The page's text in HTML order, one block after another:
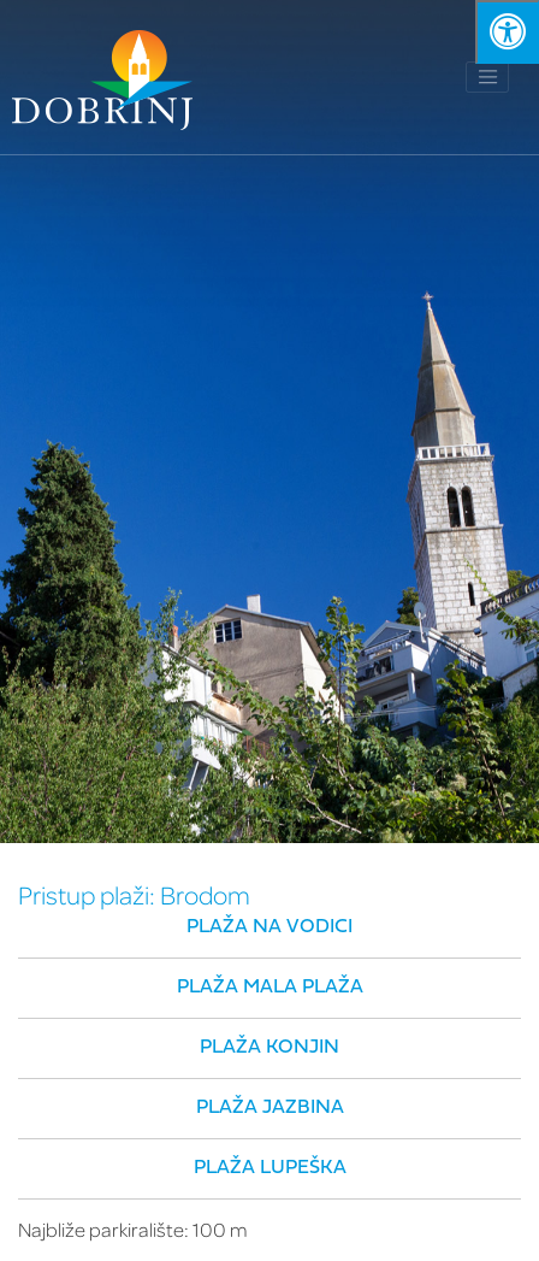
Pristup plaži: Brodom
PLAŽA NA VODICI
PLAŽA MALA PLAŽA
PLAŽA KONJIN
PLAŽA JAZBINA
PLAŽA LUPEŠKA
Najbliže parkiralište: 100 m